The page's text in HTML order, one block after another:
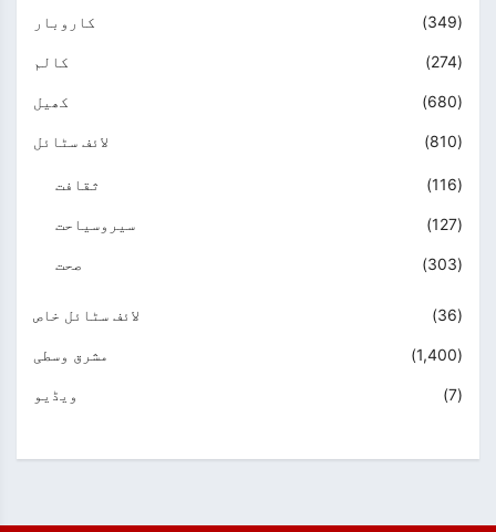
کاروبار (349)
کالم (274)
کھیل (680)
لائف سٹائل (810)
ثقافت (116)
سیروسیاحت (127)
صحت (303)
لائف سٹائل خاص (36)
مشرق وسطی (1,400)
ویڈیو (7)